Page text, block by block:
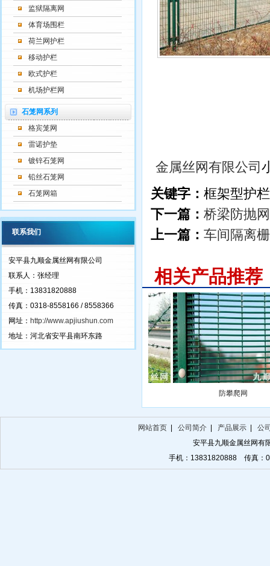
监狱隔离网
体育场围栏
荷兰网护栏
移动护栏
欧式护栏
机场护栏网
石笼网系列
格宾笼网
雷诺护垫
镀锌石笼网
铅丝石笼网
石笼网箱
联系我们
安平县九顺金属丝网有限公司
联系人：张经理
手机：13831820888
传真：0318-8558166 / 8558366
网址： http://www.apjiushun.com
地址：河北省安平县南环东路
金属丝网有限公司
关键字： 框架型护
下一篇： 桥梁防抛网
上一篇： 车间隔离栅
相关产品推荐
防攀爬网
网站首页| 公司简介| 产品展示| 公
安平县九顺金属丝网有
手机：13831820888 传真：